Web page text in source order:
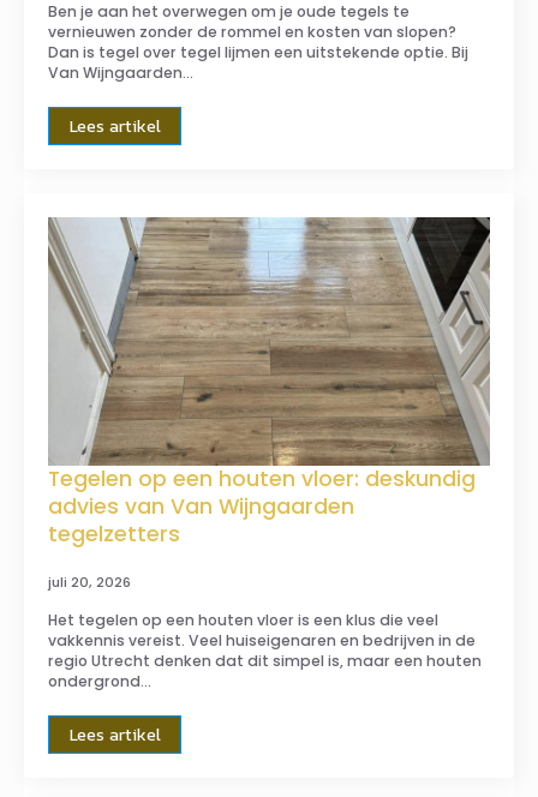
Ben je aan het overwegen om je oude tegels te
vernieuwen zonder de rommel en kosten van slopen?
Dan is tegel over tegel lijmen een uitstekende optie. Bij
Van Wijngaarden…
Lees artikel
Tegelen op een houten vloer: deskundig
advies van Van Wijngaarden
tegelzetters
juli 20, 2026
Het tegelen op een houten vloer is een klus die veel
vakkennis vereist. Veel huiseigenaren en bedrijven in de
regio Utrecht denken dat dit simpel is, maar een houten
ondergrond…
Lees artikel